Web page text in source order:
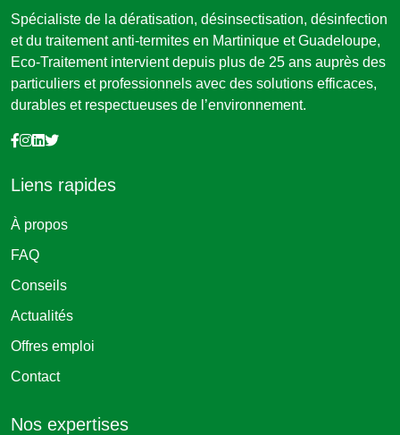
Spécialiste de la dératisation, désinsectisation, désinfection
et du traitement anti-termites en Martinique et Guadeloupe,
Eco-Traitement intervient depuis plus de 25 ans auprès des
particuliers et professionnels avec des solutions efficaces,
durables et respectueuses de l’environnement.
Liens rapides
À propos
FAQ
Conseils
Actualités
Offres emploi
Contact
Nos expertises